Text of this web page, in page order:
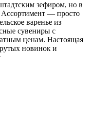
зефиром, но в
Ассортимент — просто
варенье из
сувениры с
ценам. Настоящая
новинок и